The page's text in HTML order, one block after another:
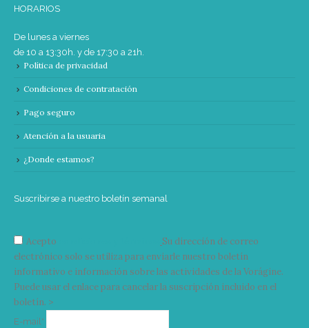
HORARIOS
De lunes a viernes
de 10 a 13:30h. y de 17:30 a 21h.
Política de privacidad
Condiciones de contratación
Pago seguro
Atención a la usuaria
¿Donde estamos?
Suscribirse a nuestro boletín semanal
Acepto
Su dirección de correo
electrónico solo se utiliza para enviarle nuestro boletín
informativo e información sobre las actividades de la Vorágine.
Puede usar el enlace para cancelar la suscripción incluido en el
boletín. >
E-mail*